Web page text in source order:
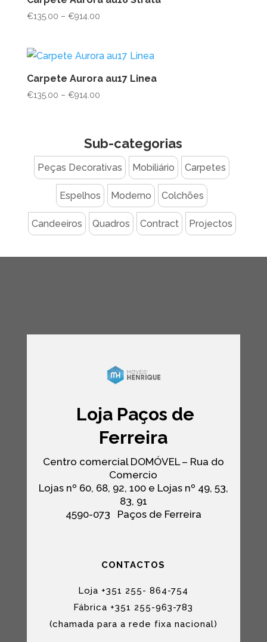
€135.00 – €914.00Price
through
Carpete Aurora au17 Linea
€135.00 – €914.00Price
€914.00
Sub-categorias
Peças Decorativas Mobiliário Carpetes
Espelhos Moderno Colchões
Candeeiros Quadros Contract Projectos
Loja Paços de
Ferreira
Centro comercial DOMÓVEL – Rua do
Comercio
Lojas nº 60, 68, 92, 100 e Lojas nº 49, 53,
83, 91
4590-073 Paços de Ferreira
CONTACTOS
Loja +351 255- 864-754
Fábrica +351 255-963-783
(chamada para a rede fixa nacional)